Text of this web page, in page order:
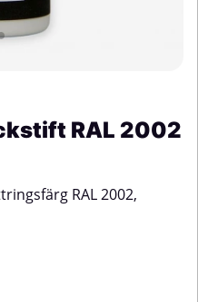
RAL 2002
RAL 2002,